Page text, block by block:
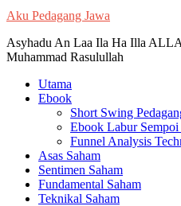
Aku Pedagang Jawa
Asyhadu An Laa Ila Ha Illa
Muhammad Rasulullah
Utama
Ebook
Short Swing
Ebook Labur Sempoi
Funnel Analysis
Asas Saham
Sentimen Saham
Fundamental Saham
Teknikal Saham